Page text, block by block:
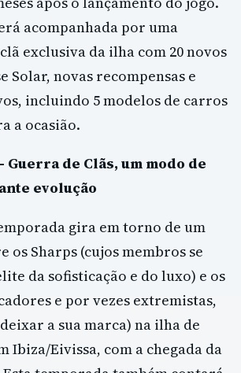
acompanhada por uma
exclusiva da ilha com 20 novos
Solar, novas recompensas e
incluindo 5 modelos de carros
a ocasião.
Guerra de Clãs, um modo de
evolução
gira em torno de um
Sharps (cujos membros se
da sofisticação e do luxo) e os
e por vezes extremistas,
a sua marca) na ilha de
Ibiza/Eivissa, com a chegada da